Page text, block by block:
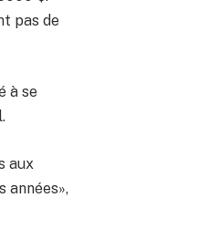
pas de
à se
aux
années»,